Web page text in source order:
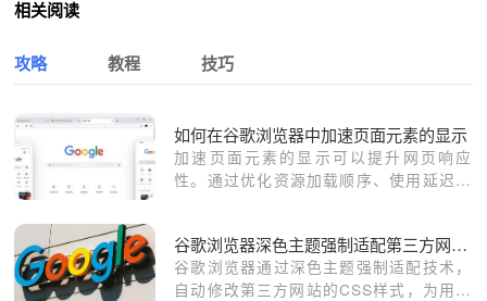
相关阅读
攻略 教程 技巧
如何在谷歌浏览器中加速页面元素的显示
加速页面元素的显示可以提升网页响应
性。通过优化资源加载顺序、使用延迟加
谷歌浏览器深色主题强制适配第三方网站CSS修改
谷歌浏览器通过深色主题强制适配技术，
自动修改第三方网站的CSS样式，为用户